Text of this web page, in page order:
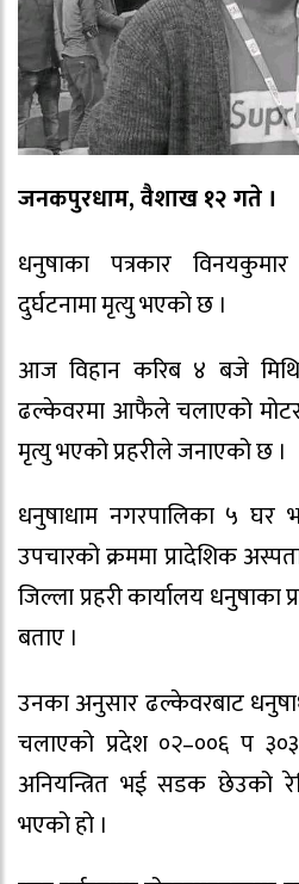
जनकपुरधाम, वैशाख १२ गते ।
धनुषाका पत्रकार
दुर्घटनामा मृत्यु भएको छ ।
आज विहान करिब ४ बजे
ढल्केवरमा आफैले चलाएको
मृत्यु भएको प्रहरीले जनाएको छ ।
धनुषाधाम नगरपालिका ५
उपचारको क्रममा प्रादेशिक
जिल्ला प्रहरी कार्यालय धनुषाका
बताए ।
उनका अनुसार ढल्केवरबाट
चलाएको प्रदेश ०२–००६ प
अनियन्त्रित भई सडक छेउको
भएको हो ।